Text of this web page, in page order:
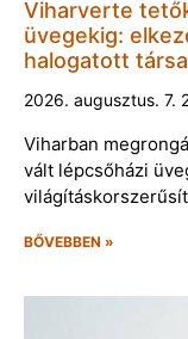
Viharverte
üvegekig:
halogatott
2026. augusztus. 7.
Viharban
vált lépcsőházi
BŐVEBBEN »